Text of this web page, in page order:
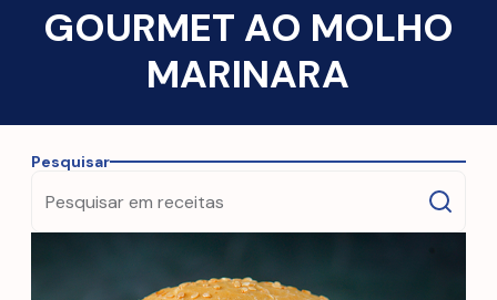
GOURMET AO MOLHO
MARINARA
Pesquisar